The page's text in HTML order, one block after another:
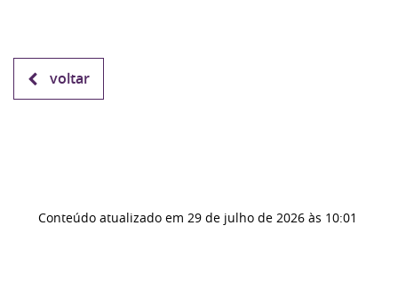
voltar
Conteúdo atualizado em 29 de julho de 2026 às 10:01